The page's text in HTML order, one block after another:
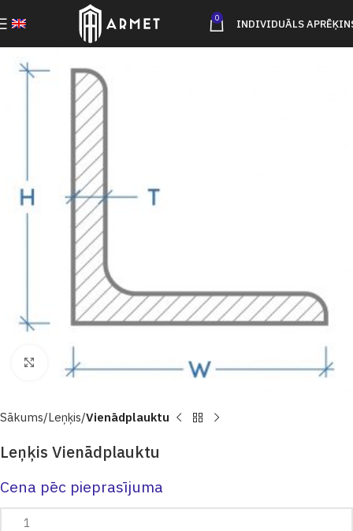
0 INDIVIDUĀLS
Click to enlarge
Sākums Leņķis Vienādplauktu
Leņķis Vienādplauktu
Cena pēc pieprasījuma